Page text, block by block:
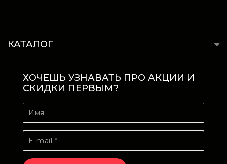
КАТАЛОГ
ХОЧЕШЬ УЗНАВАТЬ ПРО АКЦИИ И
СКИДКИ ПЕРВЫМ?